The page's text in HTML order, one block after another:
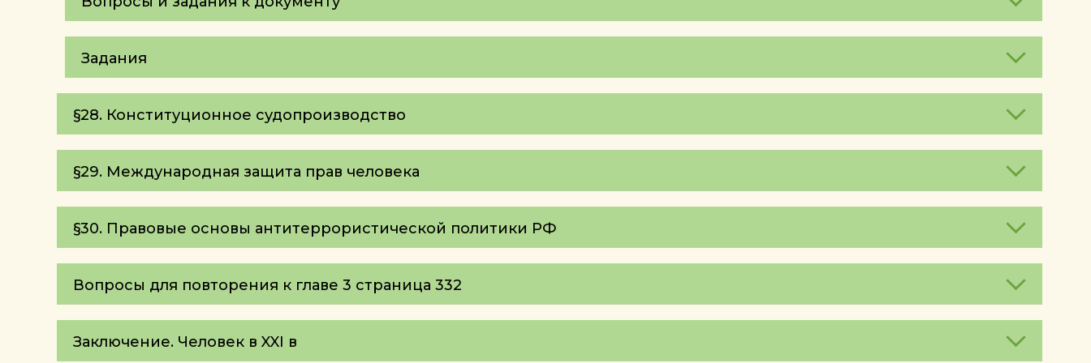
Задания
§28. Конституционное судопроизводство
§29. Международная защита прав человека
§30. Правовые основы антитеррористической политики РФ
Вопросы для повторения к главе 3 страница 332
Заключение. Человек в XXI в